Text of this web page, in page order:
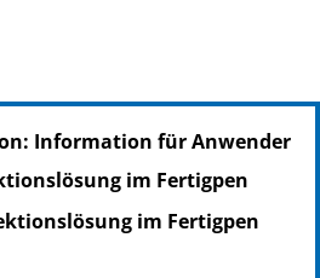
Information für Anwender
im Fertigpen
im Fertigpen